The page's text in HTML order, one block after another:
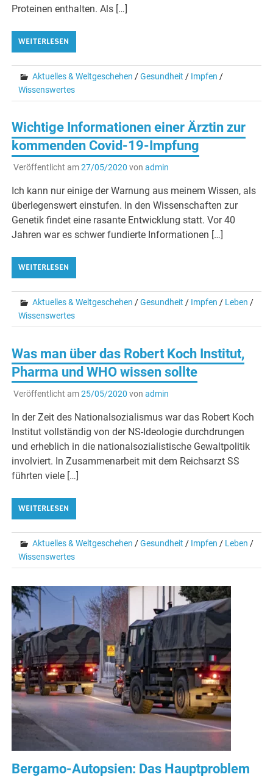
Proteinen enthalten. Als […]
WEITERLESEN
Aktuelles & Weltgeschehen /Gesundheit / Impfen /
Wissenswertes
Wichtige Informationen einer Ärztin zur
kommenden Covid-19-Impfung
Veröffentlicht am27/05/2020 von admin
Ich kann nur einige der Warnung aus meinem Wissen, als
überlegenswert einstufen. In den Wissenschaften zur
Genetik findet eine rasante Entwicklung statt. Vor 40
Jahren war es schwer fundierte Informationen […]
WEITERLESEN
Aktuelles & Weltgeschehen /Gesundheit / Impfen / Leben /
Wissenswertes
Was man über das Robert Koch Institut,
Pharma und WHO wissen sollte
Veröffentlicht am25/05/2020 von admin
In der Zeit des Nationalsozialismus war das Robert Koch
Institut vollständig von der NS-Ideologie durchdrungen
und erheblich in die nationalsozialistische Gewaltpolitik
involviert. In Zusammenarbeit mit dem Reichsarzt SS
führten viele […]
WEITERLESEN
Aktuelles & Weltgeschehen /Gesundheit / Impfen / Leben /
Wissenswertes
Bergamo-Autopsien: Das Hauptproblem